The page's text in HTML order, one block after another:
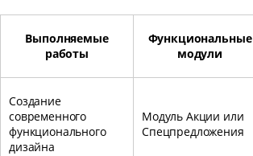
Выполняемые
работы
Функциональные
модули
Создание
современного
функционального
дизайна
Модуль Акции или
Спецпредложения